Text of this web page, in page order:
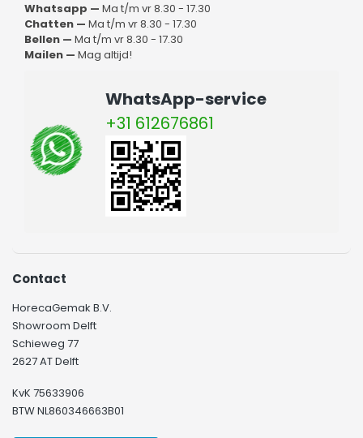
Whatsapp — Ma t/m vr 8.30 - 17.30
Chatten — Ma t/m vr 8.30 - 17.30
Bellen — Ma t/m vr 8.30 - 17.30
Mailen — Mag altijd!
WhatsApp-service
+31 612676861
Contact
HorecaGemak B.V.
Showroom Delft
Schieweg 77
2627 AT Delft
KvK 75633906
BTW NL860346663B01